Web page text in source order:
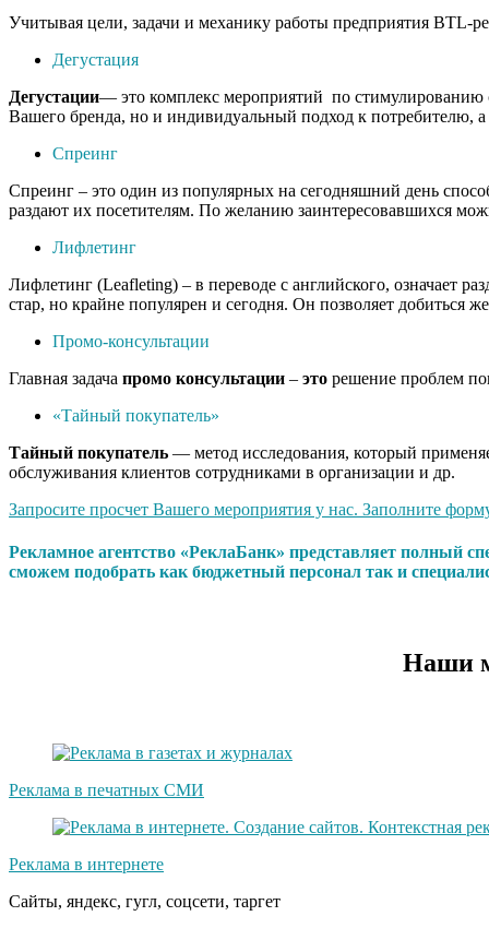
Учитывая цели, задачи и механику работы предприятия BTL-
Дегустация
Дегустации— это комплекс мероприятий по стимулированию
Вашего бренда, но и индивидуальный подход к потребителю, а
Спреинг
Спреинг – это один из популярных на сегодняшний день
раздают их посетителям. По желанию заинтересовавшихся
Лифлетинг
Лифлетинг (Leafleting) – в переводе с английского, означает
стар, но крайне популярен и сегодня. Он позволяет добиться
Промо-консультации
Главная задача промо консультации – это решение проблем
«Тайный покупатель»
Тайный покупатель — метод исследования, который
обслуживания клиентов сотрудниками в организации и др.
Запросите просчет Вашего мероприятия у нас. Заполните
Рекламное агентство «РеклаБанк» представляет
сможем подобрать как бюджетный персонал так и
Наши
Реклама в печатных СМИ
Реклама в интернете
Сайты, яндекс, гугл, соцсети, таргет